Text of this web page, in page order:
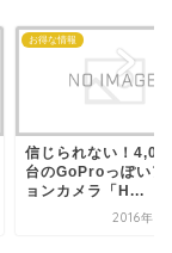
お得な情報
信じられない！
台のGoProっぽいア
ョンカメラ「H...
2016年6